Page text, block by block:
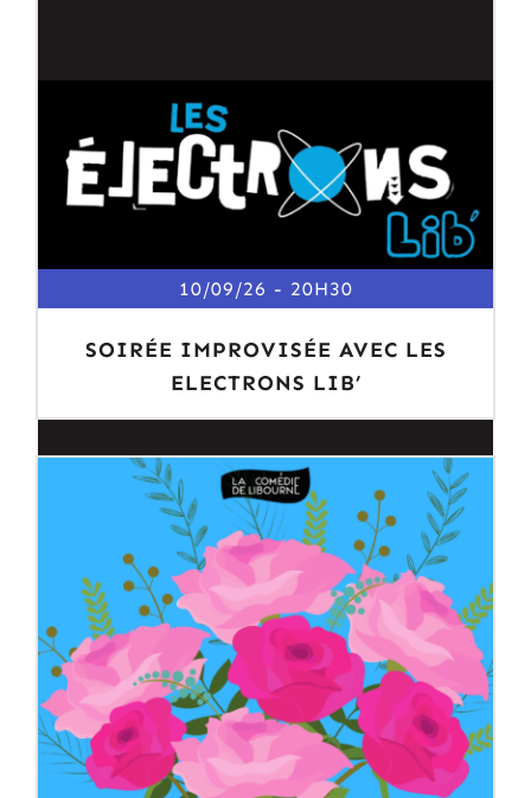
10/09/26 20H30
SOIRÉE IMPROVISÉE AVEC LES
ELECTRONS LIB’